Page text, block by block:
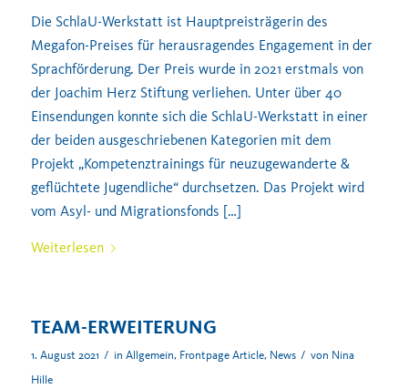
Die SchlaU-Werkstatt ist Hauptpreisträgerin des
Megafon-Preises für herausragendes Engagement in der
Sprachförderung. Der Preis wurde in 2021 erstmals von
der Joachim Herz Stiftung verliehen. Unter über 40
Einsendungen konnte sich die SchlaU-Werkstatt in einer
der beiden ausgeschriebenen Kategorien mit dem
Projekt „Kompetenztrainings für neuzugewanderte &
geflüchtete Jugendliche“ durchsetzen. Das Projekt wird
vom Asyl- und Migrationsfonds […]
Weiterlesen
TEAM-ERWEITERUNG
1. August 2021 / in Allgemein, Frontpage Article, News / von Nina
Hille